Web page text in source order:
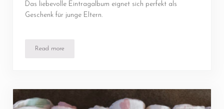
Das liebevolle Eintragalbum eignet sich perfekt als
Geschenk für junge Eltern.
Read moreHallo Baby – Eintragalbum mit vielen Extras